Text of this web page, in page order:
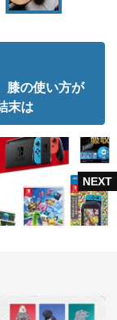
膝の使い方が
末は